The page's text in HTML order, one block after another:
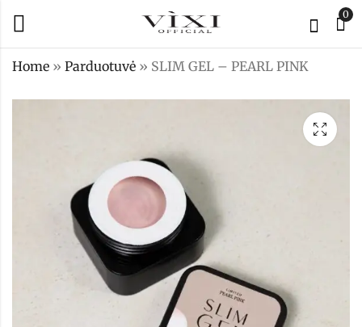
0
Home » Parduotuvė » SLIM GEL – PEARL PINK
SLIM GEL - PEARL
Teptukas atstatyti
paralėlėms